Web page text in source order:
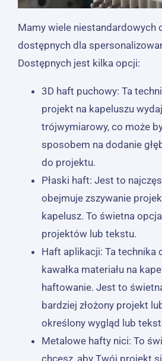
Mamy wiele niestandardowych
dostępnych dla
Dostępnych jest kilka opcji:
3D haft puchowy: Ta
projekt na kapeluszu
trójwymiarowy, co może
sposobem na dodanie
do projektu.
Płaski haft: Jest to
obejmuje zszywanie
kapelusz. To świetna
projektów lub tekstu.
Haft aplikacji: Ta technika
kawałka materiału na
haftowanie. Jest to
bardziej złożony projekt
określony wygląd lub
Metalowe hafty nici: To
chcesz, aby Twój projekt